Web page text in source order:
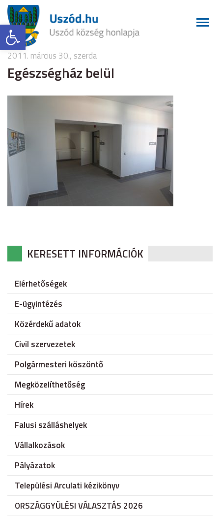
Eszköztár megnyitása
2011. március 30., szerda
Egészségház belül
KERESETT INFORMÁCIÓK
Elérhetőségek
E-ügyintézés
Közérdekű adatok
Civil szervezetek
Polgármesteri köszöntő
Megközelíthetőség
Hírek
Falusi szálláshelyek
Vállalkozások
Pályázatok
Települési Arculati kézikönyv
ORSZÁGGYÜLÉSI VÁLASZTÁS 2026